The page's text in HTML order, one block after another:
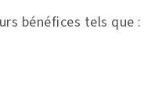
bénéfices tels que :